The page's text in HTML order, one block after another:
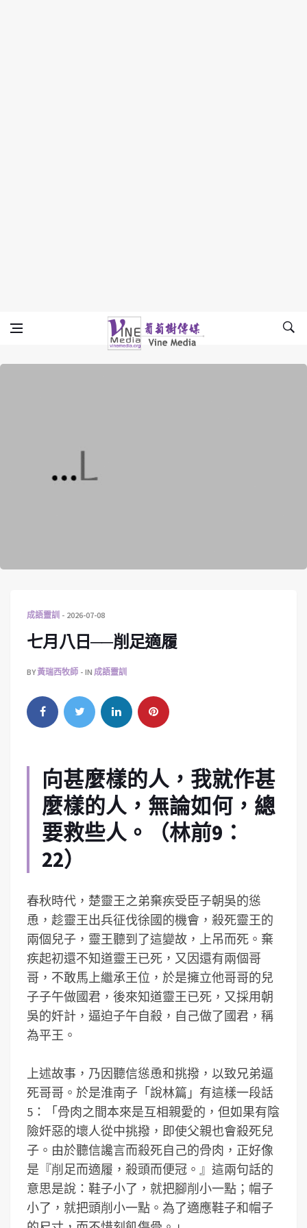
Vine Media
葡萄樹傳媒
成語靈訓 2026-07-08
七月八日──削足適履
BY黃瑞西牧師 IN 成語靈訓
向甚麼樣的人，我就作甚
麼樣的人，無論如何，總
要救些人。（林前9：
22）
春秋時代，楚靈王之弟棄疾受臣子朝吳的慫
恿，趁靈王出兵征伐徐國的機會，殺死靈王的
兩個兒子，靈王聽到了這變故，上吊而死。棄
疾起初還不知道靈王已死，又因還有兩個哥
哥，不敢馬上繼承王位，於是擁立他哥哥的兒
子子午做國君，後來知道靈王已死，又採用朝
吳的奸計，逼迫子午自殺，自己做了國君，稱
為平王。
上述故事，乃因聽信慫恿和挑撥，以致兄弟逼
死哥哥。於是淮南子「說林篇」有這樣一段話
5：「骨肉之間本來是互相親愛的，但如果有陰
險奸惡的壞人從中挑撥，即使父親也會殺死兒
子。由於聽信讒言而殺死自己的骨肉，正好像
是『削足而適履，殺頭而便冠。』這兩句話的
意思是說：鞋子小了，就把腳削小一點；帽子
小了，就把頭削小一點。為了適應鞋子和帽子